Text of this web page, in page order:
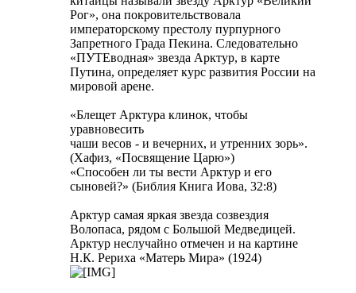
Рог», она покровительствовала
императорскому престолу пурпурного
Запретного Града Пекина. Следовательно
«ПУТЕводная» звезда Арктур, в карте
Путина, определяет курс развития России на
мировой арене.
«Блещет Арктура клинок, чтобы
уравновесить
чаши весов - и вечерних, и утренних зорь».
(Хафиз, «Посвящение Царю»)
«Способен ли ты вести Арктур и его
сыновей?» (Библия Книга Иова, 32:8)
Арктур самая яркая звезда созвездия
Волопаса, рядом с Большой Медведицей.
Арктур неслучайно отмечен и на картине
Н.К. Рериха «Матерь Мира» (1924)